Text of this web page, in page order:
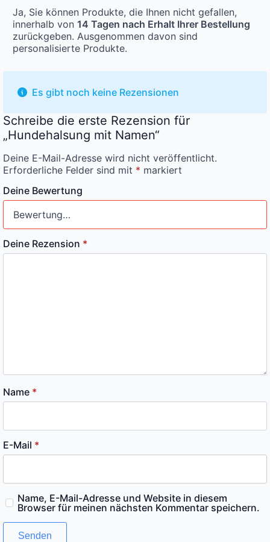
Ja, Sie können Produkte, die Ihnen nicht gefallen,
innerhalb von 14 Tagen nach Erhalt Ihrer Bestellung
zurückgeben. Ausgenommen davon sind
personalisierte Produkte.
Es gibt noch keine Rezensionen
Schreibe die erste Rezension für
„Hundehalsung mit Namen“
Deine E-Mail-Adresse wird nicht veröffentlicht.
Erforderliche Felder sind mit * markiert
Deine Bewertung
Deine Rezension *
Name *
E-Mail *
Name, E-Mail-Adresse und Website in diesem
Browser für meinen nächsten Kommentar speichern.